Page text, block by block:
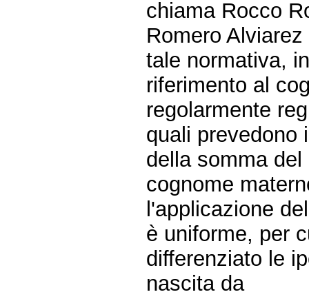
chiama Rocco
Romero
tale normativa,
riferimento al
regolarmente
quali prevedono
della somma
cognome
l'applicazione
è uniforme, per
differenziato le
nascita da